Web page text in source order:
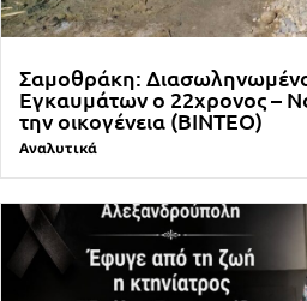
Σαμοθράκη:
Εγκαυμάτων ο 22χρονος –
την οικογένεια (ΒΙΝΤΕΟ)
Αναλυτικά